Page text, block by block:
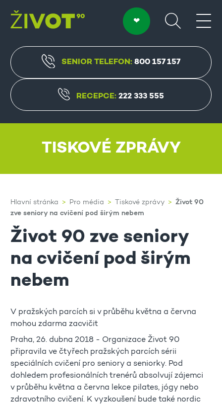
SENIOR TELEFON:800 157 157
RECEPCE:222 333 555
TISKOVÉ ZPRÁVY
Hlavní stránka Pro média Tiskové zprávy
Život 90
zve seniory na cvičení pod širým nebem
Život 90 zve seniory
na cvičení pod širým
nebem
V pražských parcích si v průběhu května a června
mohou zdarma zacvičit
Praha, 26. dubna 2018 - Organizace Život 90
připravila ve čtyřech pražských parcích sérii
speciálních cvičení pro seniory a seniorky. Pod
dohledem profesionálních trenérů absolvují zájemci
v průběhu května a června lekce pilates, jógy nebo
zdravotního cvičení. K vyzkoušení bude také nordic